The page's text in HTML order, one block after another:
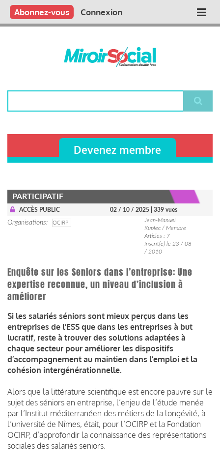
Aller
contenu
Main
Qui sommes nous ?
Vous publiez
Nous publions
Contactez-nous
Abonnez-vous Connexion
Devenez membre
PARTICIPATIF
ACCÈS PUBLIC 02 / 10 / 2025 | 339 vues
Organisations OCIRP
Jean-Manuel
Kupiec / Membre
Articles : 7
Inscrit(e) le 23 / 08
/ 2010
Enquête sur les Seniors dans l’entreprise: Une
expertise reconnue, un niveau d’inclusion à
améliorer
Si les salariés séniors sont mieux perçus dans les
entreprises de l’ESS que dans les entreprises à but
lucratif, reste à trouver des solutions adaptées à
chaque secteur pour améliorer les dispositifs
d’accompagnement au maintien dans l’emploi et la
cohésion intergénérationnelle.
Alors que la littérature scientifique est encore pauvre sur le
sujet des séniors en entreprise, l’enjeu de l’étude menée
par l’Institut méditerranéen des métiers de la longévité, à
l’université de Nîmes, était, pour l’OCIRP et la Fondation
OCIRP, d’approfondir la connaissance des représentations
sociales des salariés seniors.